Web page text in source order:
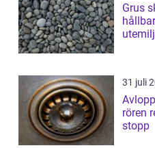
Grus
31 juli
rören
stopp